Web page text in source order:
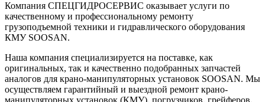
Компания СПЕЦГИДРОСЕРВИС оказывает услуги по
качественному и профессиональному ремонту
грузоподъемной техники и гидравлического оборудования
КМУ SOOSAN.
Наша компания специализируется на поставке, как
оригинальных, так и качественно подобранных запчастей
аналогов для крано-манипуляторных установок SOOSAN. Мы
осуществляем гарантийный и выездной ремонт крано-
манипуляторных установок (КМУ), погрузчиков, грейферов,